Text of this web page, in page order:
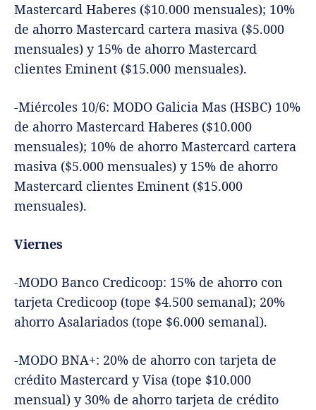
Mastercard Haberes ($10.000 mensuales); 10%
de ahorro Mastercard cartera masiva ($5.000
mensuales) y 15% de ahorro Mastercard
clientes Eminent ($15.000 mensuales).
-Miércoles 10/6: MODO Galicia Mas (HSBC) 10%
de ahorro Mastercard Haberes ($10.000
mensuales); 10% de ahorro Mastercard cartera
masiva ($5.000 mensuales) y 15% de ahorro
Mastercard clientes Eminent ($15.000
mensuales).
Viernes
-MODO Banco Credicoop: 15% de ahorro con
tarjeta Credicoop (tope $4.500 semanal); 20%
ahorro Asalariados (tope $6.000 semanal).
-MODO BNA+: 20% de ahorro con tarjeta de
crédito Mastercard y Visa (tope $10.000
mensual) y 30% de ahorro tarjeta de crédito